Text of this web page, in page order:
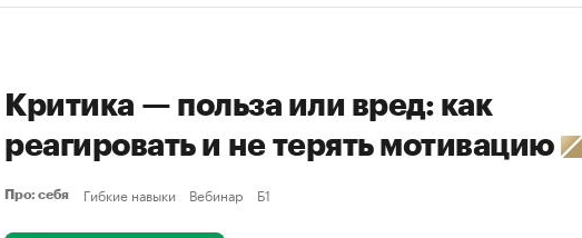
Критика — польза или вред: как
реагировать и не терять мотивацию
Про: себя Гибкие навыки Вебинар Б1